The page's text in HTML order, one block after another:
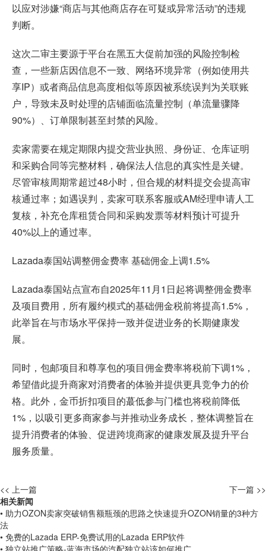
以应对涉嫌“商店与其他商店存在可疑或异常活动”的违规
判断。
这次二审主要源于平台在黑五大促前加强的风险控制检
查，一些新店因信息不一致、网络环境异常（例如使用共
享IP）或者商品信息高度相似等原因被系统误判为关联账
户，导致未及时处理的店铺面临流量控制（单流量骤降
90%）、订单限制甚至封禁的风险。
卖家需要在规定期限内提交营业执照、身份证、仓库证明
和采购合同等完整材料，确保法人信息的真实性是关键。
尽管审核周期常超过48小时，但合规的材料提交会提高审
核通过率；如遇误判，卖家可联系客服或AM经理申请人工
复核，补充仓库租赁合同和采购发票等材料预计可提升
40%以上的通过率。
Lazada泰国站调整佣金费率 基础佣金上调1.5%
Lazada泰国站点宣布自2025年11月1日起将调整佣金费率
及项目费用，所有履约模式的基础佣金税前将提高1.5%，
此举旨在与市场水平保持一致并促进业务的长期健康发
展。
同时，包邮项目和尊享包的项目佣金费率将税前下调1%，
希望借此提升商家对消费者的体验并提供更具竞争力的价
格。此外，金币折扣项目的蕞低参与门槛也将税前降低
1%，以吸引更多商家参与并推动业务成长，整体调整旨在
提升消费者的体验、促进跨境商家的健康发展及提升平台
服务质量。
<< 上一篇
下一篇 >>
相关新闻
• 助力OZON卖家突破销售额瓶颈的思路之快速提升OZON销量的3种方
法
• 免费的Lazada ERP-免费试用的Lazada ERP软件
• 独立站推广策略-蓝海市场的汽配独立站该如何推广